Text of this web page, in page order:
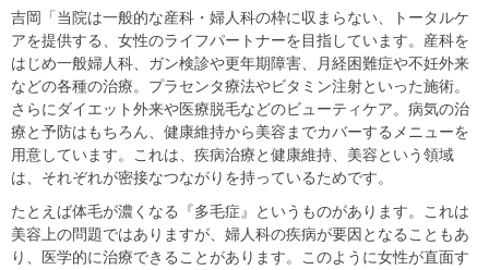
吉岡「当院は一般的な産科・婦人科の枠に収まらない、トータルケ
アを提供する、女性のライフパートナーを目指しています。産科を
はじめ一般婦人科、ガン検診や更年期障害、月経困難症や不妊外来
などの各種の治療。プラセンタ療法やビタミン注射といった施術。
さらにダイエット外来や医療脱毛などのビューティケア。病気の治
療と予防はもちろん、健康維持から美容までカバーするメニューを
用意しています。これは、疾病治療と健康維持、美容という領域
は、それぞれが密接なつながりを持っているためです。
たとえば体毛が濃くなる『多毛症』というものがあります。これは
美容上の問題ではありますが、婦人科の疾病が要因となることもあ
り、医学的に治療できることがあります。このように女性が直面す